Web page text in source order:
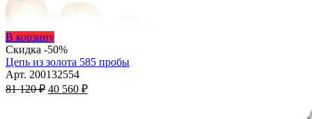
В корзинуЭтот
товар
имеет
несколько
вариаций.
Скидка -50%
Цепь из золота 585 пробы
Арт. 200132554
81 120₽ Первоначальная
40 560 ₽Текущая